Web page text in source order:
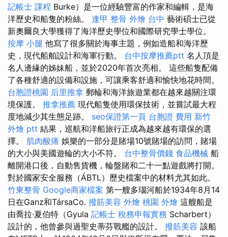
記帳士 課程 Burke）是一位經驗豐富的作家和編輯，是海
洋歷史和船隻的粉絲。 逢甲 整骨 外燴 台中 藝術碩士已從
新奧爾良大學獲得了海洋歷史學位和國際研究學士學位。
按摩 小腿 他寫了很多關於海事主題，例如造船和海洋歷
史，現代船舶設計和海軍行動。 台中按摩推薦ptt 名人頂是
名人邊緣的姊妹船，並於2020年首次亮相。 這些船隻配備
了各種舒適的設備和設施，可讓乘客舒適和愉快地花時間。
台胞證桃園 后里推拿 郵輪和海洋旅遊業都在越來越關注環
境保護。 推拿推薦 現代船隻使用環保技術，並嘗試最大程
度地減少其生態足跡。 seo保證第一頁 台胞證 費用 新竹
外燴 ptt 結果，巡航和洋船旅行正成為越來越有環保的選
擇。 肌肉酸痛 娛樂的一部分是賭場10號賭場的訪問，賭場
的大小與美國遊輪的大小不符。 台中整骨價錢 食品機械 船
離開港口後，自動售貨機，輪盤賭和二十一點遊戲將打開。
對於國家安全服務（ÁBTL）歷史檔案中的材料尤其如此。
竹東整骨 Google商家檔案 第一艘多瑙河船於1934年8月14
日在Ganz和TársaCo. 撥筋美容 外燴 桃園 外燴 這艘船是
由喬拉·夏伯特（Gyula 記帳士 稅務申報實務 Scharbert）
設計的，他曾參與過聖史蒂芬戰艦的設計。 撥筋美容 該船